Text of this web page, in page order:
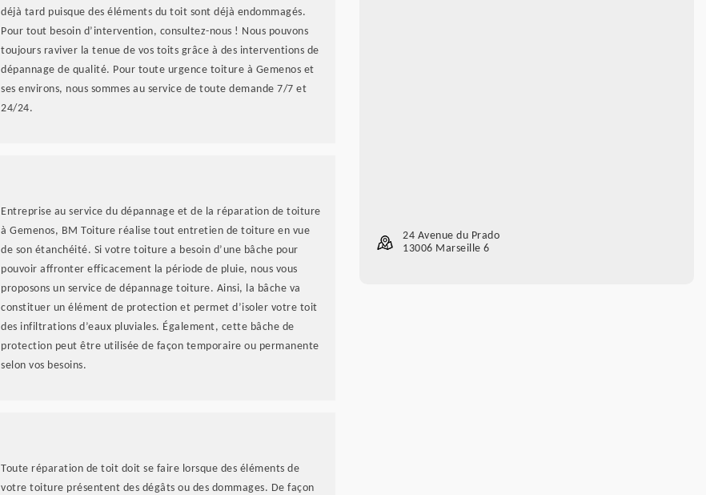
déjà tard puisque des éléments du toit sont déjà endommagés.
Pour tout besoin d’intervention, consultez-nous ! Nous pouvons
toujours raviver la tenue de vos toits grâce à des interventions de
dépannage de qualité. Pour toute urgence toiture à Gemenos et
ses environs, nous sommes au service de toute demande 7/7 et
24/24.
Entreprise au service du dépannage et de la réparation de toiture
à Gemenos, BM Toiture réalise tout entretien de toiture en vue
de son étanchéité. Si votre toiture a besoin d’une bâche pour
pouvoir affronter efficacement la période de pluie, nous vous
proposons un service de dépannage toiture. Ainsi, la bâche va
constituer un élément de protection et permet d’isoler votre toit
des infiltrations d’eaux pluviales. Également, cette bâche de
protection peut être utilisée de façon temporaire ou permanente
selon vos besoins.
Toute réparation de toit doit se faire lorsque des éléments de
votre toiture présentent des dégâts ou des dommages. De façon
24 Avenue du Prado
13006 Marseille 6